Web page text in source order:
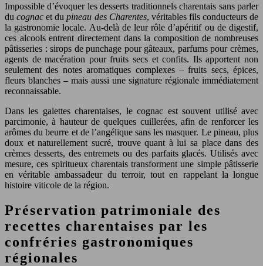
Impossible d’évoquer les desserts traditionnels charentais sans parler
ducognac et dupineau des Charentes, véritables fils conducteurs de
la gastronomie locale. Au-delà de leur rôle d’apéritif ou de digestif,
ces alcools entrent directement dans la composition de nombreuses
pâtisseries : sirops de punchage pour gâteaux, parfums pour crèmes,
agents de macération pour fruits secs et confits. Ils apportent non
seulement des notes aromatiques complexes – fruits secs, épices,
fleurs blanches – mais aussi une signature régionale immédiatement
reconnaissable.
Dans les galettes charentaises, le cognac est souvent utilisé avec
parcimonie, à hauteur de quelques cuillerées, afin de renforcer les
arômes du beurre et de l’angélique sans les masquer. Le pineau, plus
doux et naturellement sucré, trouve quant à lui sa place dans des
crèmes desserts, des entremets ou des parfaits glacés. Utilisés avec
mesure, ces spiritueux charentais transforment une simple pâtisserie
en véritable ambassadeur du terroir, tout en rappelant la longue
histoire viticole de la région.
Préservation patrimoniale des
recettes charentaises par les
confréries gastronomiques
régionales